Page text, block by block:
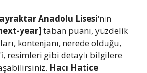
Anadolu Lisesi‘nin
year] taban puanı, yüzdelik
kontenjanı, nerede olduğu,
resimleri gibi detaylı bilgilere
Hacı Hatice